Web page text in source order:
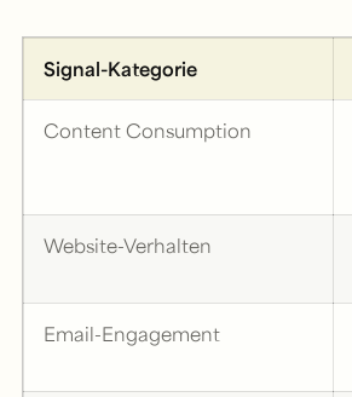
Signal-Kategorie
Content Consumption
Website-Verhalten
Email-Engagement